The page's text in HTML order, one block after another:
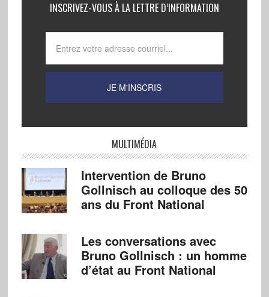
INSCRIVEZ-VOUS À LA LETTRE D’INFORMATION
MULTIMÉDIA
Intervention de Bruno
Gollnisch au colloque des 50
ans du Front National
Les conversations avec
Bruno Gollnisch : un homme
d’état au Front National